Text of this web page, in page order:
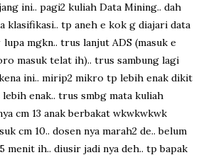
ini.. pagi2 kuliah Data Mining.. dah
klasifikasi.. tp aneh e kok g diajari data
mgkn.. trus lanjut ADS (masuk e
masuk telat ih).. trus sambung lagi
ini.. mirip2 mikro tp lebih enak dikit
enak.. trus smbg mata kuliah
cm 13 anak berbakat wkwkwkwk
cm 10.. dosen nya marah2 de.. belum
menit ih.. diusir jadi nya deh.. tp bapak